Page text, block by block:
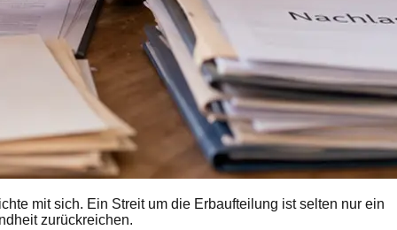
mit sich. Ein Streit um die Erbaufteilung ist selten nur ein
zurückreichen.